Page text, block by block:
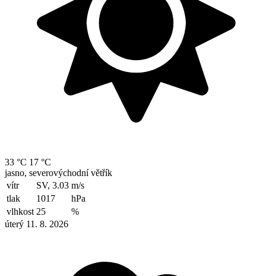
33 °C 17 °C
jasno, severovýchodní větřík
vítr
SV, 3.03 m/s
tlak
1017
hPa
vlhkost 25
%
úterý 11. 8. 2026